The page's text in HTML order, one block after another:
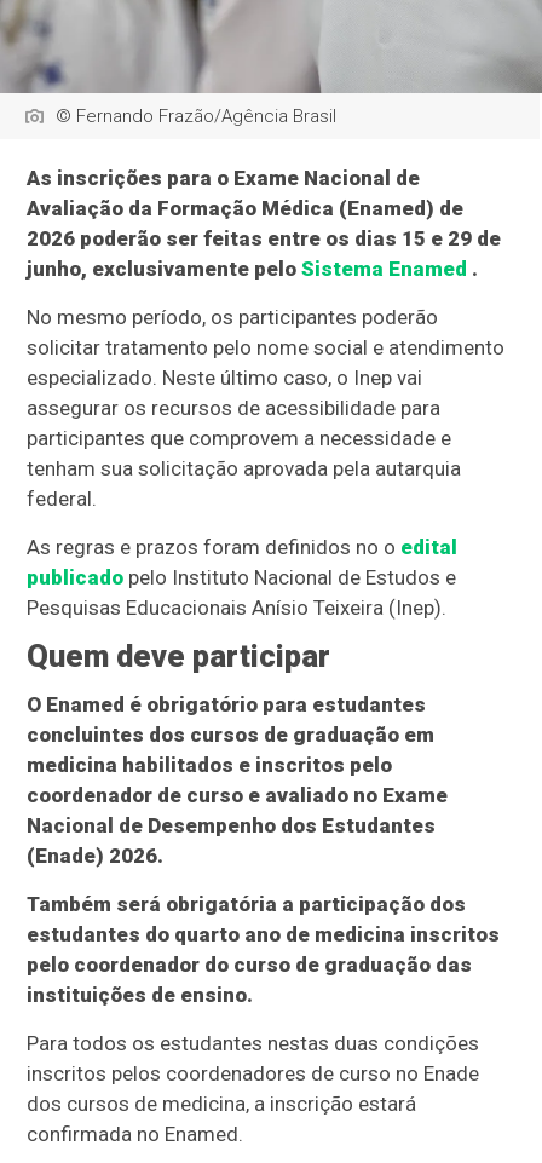
© Fernando Frazão/Agência Brasil
As inscrições para o Exame Nacional de
Avaliação da Formação Médica (Enamed) de
2026 poderão ser feitas entre os dias 15 e 29 de
junho, exclusivamente peloSistema Enamed .
No mesmo período, os participantes poderão
solicitar tratamento pelo nome social e atendimento
especializado. Neste último caso, o Inep vai
assegurar os recursos de acessibilidade para
participantes que comprovem a necessidade e
tenham sua solicitação aprovada pela autarquia
federal.
As regras e prazos foram definidos no o edital
publicado pelo Instituto Nacional de Estudos e
Pesquisas Educacionais Anísio Teixeira (Inep).
Quem deve participar
O Enamed é obrigatório para estudantes
concluintes dos cursos de graduação em
medicina habilitados e inscritos pelo
coordenador de curso e avaliado no Exame
Nacional de Desempenho dos Estudantes
(Enade) 2026.
Também será obrigatória a participação dos
estudantes do quarto ano de medicina inscritos
pelo coordenador do curso de graduação das
instituições de ensino.
Para todos os estudantes nestas duas condições
inscritos pelos coordenadores de curso no Enade
dos cursos de medicina, a inscrição estará
confirmada no Enamed.